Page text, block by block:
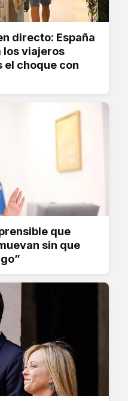
directo: España
los viajeros
el choque con
que
sin que